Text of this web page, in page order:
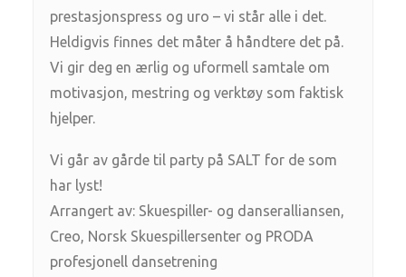
prestasjonspress og uro – vi står alle i det.
Heldigvis finnes det måter å håndtere det på.
Vi gir deg en ærlig og uformell samtale om
motivasjon, mestring og verktøy som faktisk
hjelper.
Vi går av gårde til party på SALT for de som
har lyst!
Arrangert av: Skuespiller- og danseralliansen,
Creo, Norsk Skuespillersenter og PRODA
profesjonell dansetrening